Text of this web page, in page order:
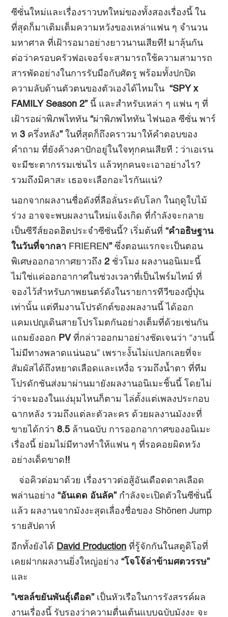
ซีซั่นใหม่และเรื่องราวบทใหม่ของทั้งสองเรื่องนี้ ใน
ที่สุดก็มาเติมเต็มความหวังของเหล่าแฟน ๆ จำนวน
มหาศาล ที่เฝ้ารอมาอย่างยาวนานเสียที! มาลุ้นกัน
ต่อว่าครอบครัวฟอเจอร์จะสามารถใช้ความสามารถ
สารพัดอย่างในการรับมือกับศัตรู พร้อมทั้งปกปิด
ความลับด้านตัวตนของตัวเองได้ไหมใน“SPY x
FAMILY Season 2”นี้ และสำหรับเหล่า ๆ แฟน ๆ ที่
เฝ้ารอผ่าพิภพไททัน“ผ่าพิภพไททัน ไฟนอล ซีซั่น พาร์
ท3 ครึ่งหลัง”ในที่สุดก็ถึงคราวมาให้คำตอบของ
คำถาม ที่ยังค้างคาปักอยู่ในใจทุกคนเสียที : ว่าเอเรน
จะมีชะตากรรมเช่นไร แล้วทุกคนจะเอาอย่างไร?
รวมถึงมิคาสะ เธอจะเลือกอะไรกันแน่?
นอกจากผลงานชื่อดังที่ลือลั่นระดับโลก ในฤดูใบไม้
ร่วง อาจจะพบผลงานใหม่แจ้งเกิด ที่กำลังจะกลาย
เป็นซีรีส์ยอดฮิตประจำซีซันนี้? เริ่มต้นที่ “คำอธิษฐาน
ในวันที่จากลา FRIEREN”ซึ่งตอนแรกจะเป็นตอน
พิเศษออกอากาศยาวถึง2 ชั่วโมง ผลงานอนิเมะนี้
ไม่ใช่แค่ออกอากาศในช่วงเวลาที่เป็นไพร์มไทม์ ที่
จองไว้สำหรับภาพยนตร์ดังในรายการทีวีของญี่ปุ่น
เท่านั้น แต่ทีมงานโปรดักต์ของผลงานนี้ ได้ออก
แคมเปญเดินสายโปรโมตกันอย่างเต็มที่ด้วยเช่นกัน
แถมยังออก PVที่กล่าวออกมาอย่างชัดเจนว่า “งานนี้
ไม่มีทางพลาดแน่นอน” เพราะงั้นไม่แปลกเลยที่จะ
สัมผัสได้ถึงหยาดเลือดและเหงื่อ รวมถึงน้ำตา ที่ทีม
โปรดักชันส่งมาผ่านมายังผลงานอนิเมะชิ้นนี้ โดยไม่
ว่าจะมองในแง่มุมไหนก็ตาม ไล่ตั้งแต่เพลงประกอบ
ฉากหลัง รวมถึงแต่ละตัวละคร ด้วยผลงานมังงะที่
ขายได้กว่า8.5 ล้านฉบับ การออกอากาศของอนิเมะ
เรื่องนี้ ย่อมไม่มีทางทำให้แฟน ๆ ที่รอคอยผิดหวัง
อย่างเด็ดขาด!!
จ่อคิวต่อมาด้วย เรื่องราวต่อสู้อันเดือดดาลเลือด
พล่านอย่าง“อันเดด อันลัค” กำลังจะเปิดตัวในซีซั่นนี้
แล้ว ผลงานจากมังงะสุดเลื่องชื่อของ Shōnen Jump
รายสัปดาห์
อีกทั้งยังได้ David Production ที่รู้จักกันในสตูดิโอที่
เคยฝากผลงานยิ่งใหญ่อย่าง“โจโจ้ล่าข้ามศตวรรษ”
และ
”เซลล์ขยันพันธุ์เดือด”เป็นหัวเรือในการรังสรรค์ผล
งานเรื่องนี้ รับรองว่าความตื่นเต้นแบบฉบับมังงะ จะ